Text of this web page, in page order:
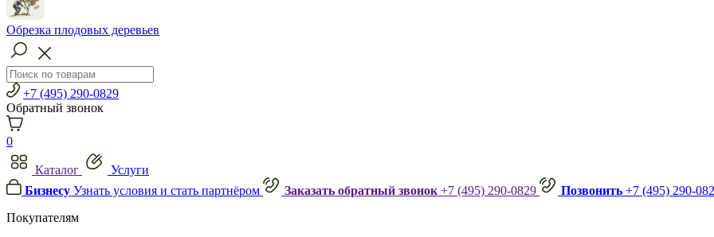
Обрезка плодовых деревьев
+7 (495) 290-0829
Обратный звонок
0
Каталог
Услуги
Бизнесу Узнать условия и стать партнёром Заказать обратный звонок +7 (495) 290-0829 Позвонить +7 (495) 290-
Покупателям